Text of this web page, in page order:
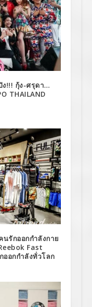
ง!!! กุ้ง-ศรุดา…
THAILAND
นรักออกกำลังกาย
Fast
ออกกำลังทั่วโลก